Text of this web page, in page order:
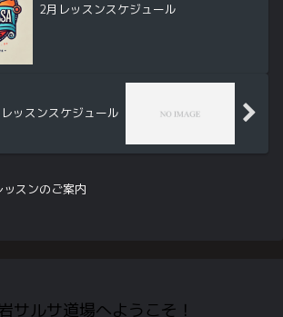
2月レッスンスケジュール
ッスンスケジュール
ッスンのご案内
サルサ道場へようこそ！